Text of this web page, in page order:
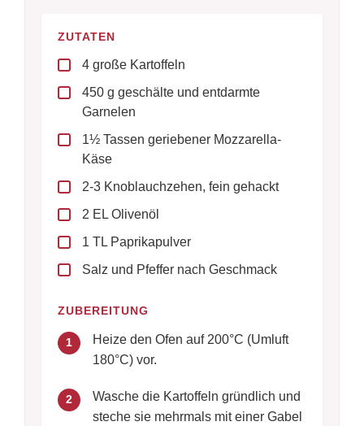
ZUTATEN
4 große Kartoffeln
450 g geschälte und entdarmte
Garnelen
1½ Tassen geriebener Mozzarella-
Käse
2-3 Knoblauchzehen, fein gehackt
2 EL Olivenöl
1 TL Paprikapulver
Salz und Pfeffer nach Geschmack
ZUBEREITUNG
1
Heize den Ofen auf 200°C (Umluft
180°C) vor.
2
Wasche die Kartoffeln gründlich und
steche sie mehrmals mit einer Gabel